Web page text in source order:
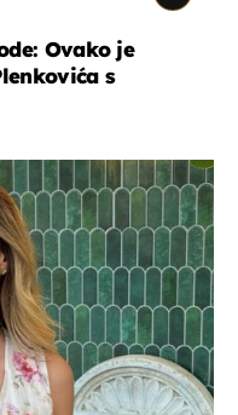
Ovako je
s